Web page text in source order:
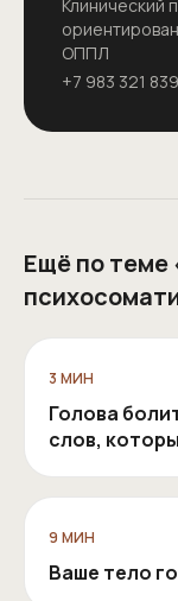
Клинический
ОППЛ
+7 983 321
Ещё по теме
3 МИН
Голова
слов,
9 МИН
Ваше тело